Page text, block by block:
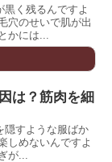
く残るんですよ
穴のせいで肌が出
かには...
は？筋肉を細
隠すような服ばか
しめないんですよ
が...